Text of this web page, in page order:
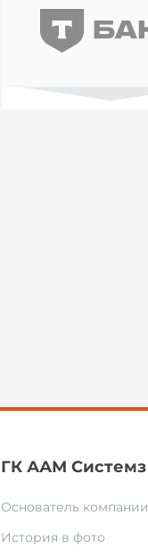
ГК ААМ Системз
Основатель компании
История в фото